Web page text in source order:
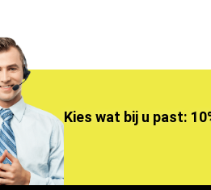
Kies wat bij u past: